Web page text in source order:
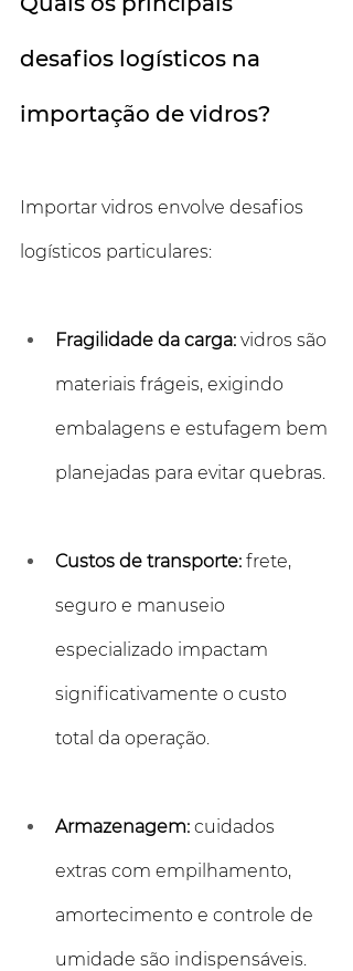
desafios logísticos na
importação de vidros?
Importar vidros envolve desafios
logísticos particulares:
Fragilidade da carga: vidros são
materiais frágeis, exigindo
embalagens e estufagem bem
planejadas para evitar quebras.
Custos de transporte: frete,
seguro e manuseio
especializado impactam
significativamente o custo
total da operação.
Armazenagem: cuidados
extras com empilhamento,
amortecimento e controle de
umidade são indispensáveis.